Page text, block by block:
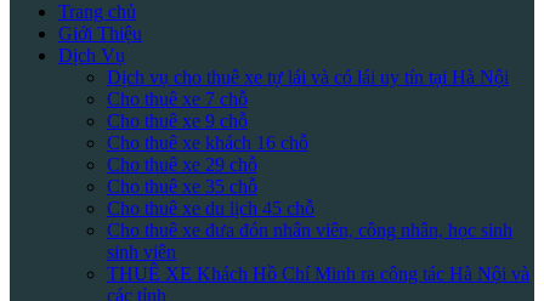
Trang chủ
Giới Thiệu
Dịch Vụ
Dịch vụ cho thuê xe tự lái và có lái uy tín tại Hà Nội
Cho thuê xe 7 chỗ
Cho thuê xe 9 chỗ
Cho thuê xe khách 16 chỗ
Cho thuê xe 29 chỗ
Cho thuê xe 35 chỗ
Cho thuê xe du lịch 45 chỗ
Cho thuê xe đưa đón nhân viên, công nhân, học sinh
sinh viên
THUÊ XE Khách Hồ Chí Minh ra công tác Hà Nội và
các tỉnh